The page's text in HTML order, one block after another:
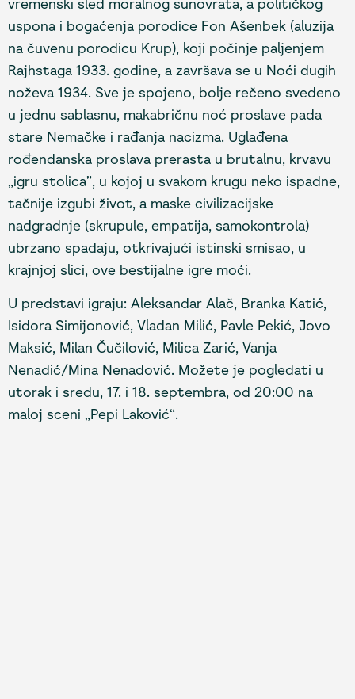
vremenski sled moralnog sunovrata, a političkog
uspona i bogaćenja porodice Fon Ašenbek (aluzija
na čuvenu porodicu Krup), koji počinje paljenjem
Rajhstaga 1933. godine, a završava se u Noći dugih
noževa 1934. Sve je spojeno, bolje rečeno svedeno
u jednu sablasnu, makabričnu noć proslave pada
stare Nemačke i rađanja nacizma. Uglađena
rođendanska proslava prerasta u brutalnu, krvavu
„igru stolica”, u kojoj u svakom krugu neko ispadne,
tačnije izgubi život, a maske civilizacijske
nadgradnje (skrupule, empatija, samokontrola)
ubrzano spadaju, otkrivajući istinski smisao, u
krajnjoj slici, ove bestijalne igre moći.
U predstavi igraju: Aleksandar Alač, Branka Katić,
Isidora Simijonović, Vladan Milić, Pavle Pekić, Jovo
Maksić, Milan Čučilović, Milica Zarić, Vanja
Nenadić/Mina Nenadović. Možete je pogledati u
utorak i sredu, 17. i 18. septembra, od 20:00 na
maloj sceni „Pepi Laković“.